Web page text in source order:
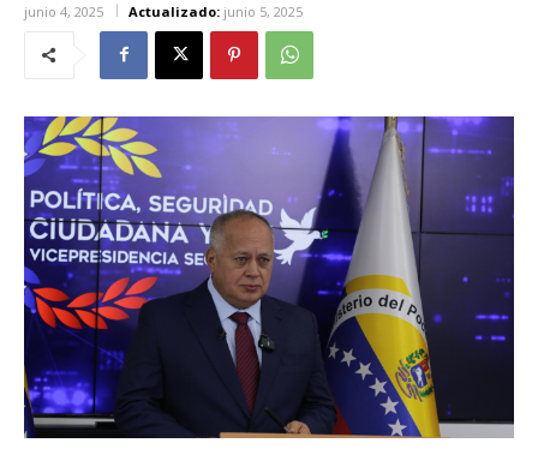
junio 4, 2025 Actualizado: junio 5, 2025